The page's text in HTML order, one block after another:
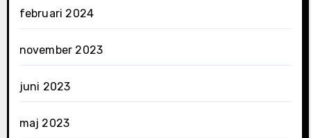
februari 2024
november 2023
juni 2023
maj 2023